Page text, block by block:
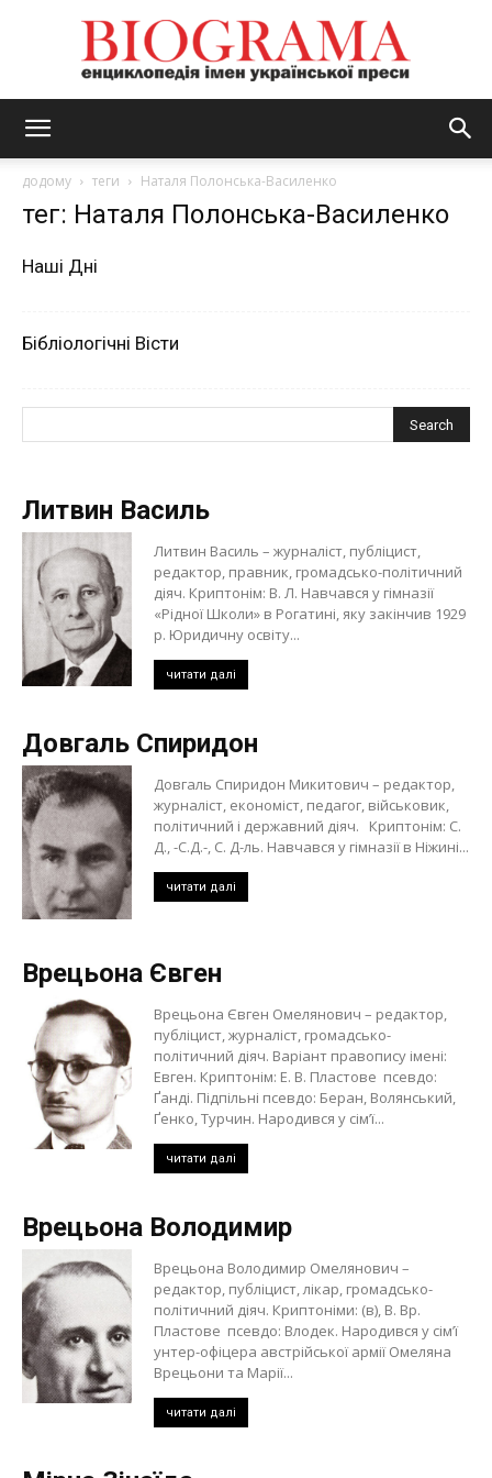
додому теги Наталя Полонська-Василенко
тег: Наталя Полонська-Василенко
Наші Дні
Бібліологічні Вісти
Литвин Василь
Литвин Василь – журналіст, публіцист,
редактор, правник, громадсько-політичний
діяч. Криптонім: В. Л. Навчався у гімназії
«Рідної Школи» в Рогатині, яку закінчив 1929
р. Юридичну освіту...
читати далі
Довгаль Спиридон
Довгаль Спиридон Микитович – редактор,
журналіст, економіст, педагог, військовик,
політичний і державний діяч. Криптонім: С.
Д., -С.Д.-, С. Д-ль. Навчався у гімназії в Ніжині...
читати далі
Врецьона Євген
Врецьона Євген Омелянович – редактор,
публіцист, журналіст, громадсько-
політичний діяч. Варіант правопису імені:
Евген. Криптонім: Е. В. Пластове псевдо:
Ґанді. Підпільні псевдо: Беран, Волянський,
Ґенко, Турчин. Народився у сім’ї...
читати далі
Врецьона Володимир
Врецьона Володимир Омелянович –
редактор, публіцист, лікар, громадсько-
політичний діяч. Криптоніми: (в), В. Вр.
Пластове псевдо: Влодек. Народився у сім’ї
унтер-офіцера австрійської армії Омеляна
Врецьони та Марії...
читати далі